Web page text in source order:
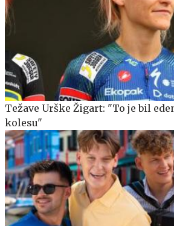
Težave Urške Žigart: "To je bil
kolesu"